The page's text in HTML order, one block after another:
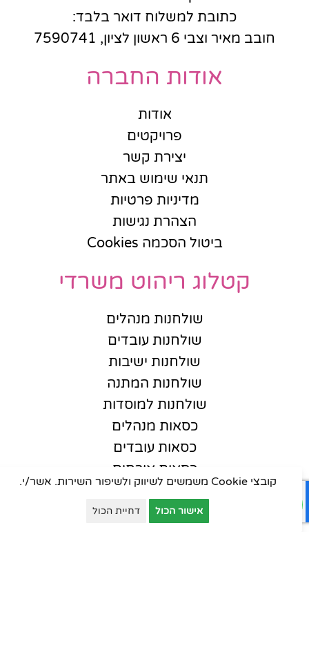
כתובת למשלוח דואר בלבד:
חובב מאיר וצבי 6 ראשון לציון, 7590741
אודות החברה
אודות
פרויקטים
יצירת קשר
תנאי שימוש באתר
מדיניות פרטיות
הצהרת נגישות
ביטול הסכמה Cookies
קטלוג ריהוט משרדי
שולחנות מנהלים
שולחנות עובדים
שולחנות ישיבות
שולחנות המתנה
שולחנות למוסדות
כסאות מנהלים
כסאות עובדים
כסאות אורחים
כסאות סטודנט
כסאות קפיטריה
קובצי Cookie משמשים לשיווק ולשיפור השירות. אשר/י.
אישור הכול דחיית הכול